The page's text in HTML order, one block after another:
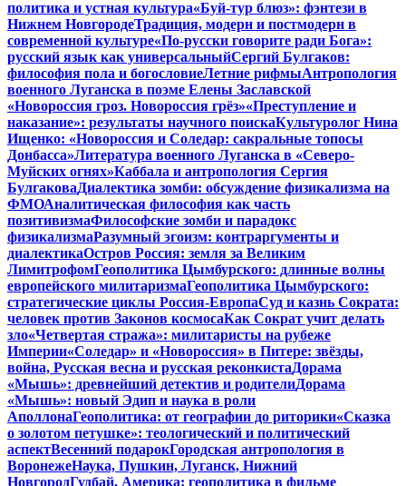
политика и устная культура«Буй-тур блюз»: фэнтези в
Нижнем НовгородеТрадиция, модерн и постмодерн в
современной культуре«По-русски говорите ради Бога»:
русский язык как универсальныйСергий Булгаков:
философия пола и богословиеЛетние рифмыАнтропология
военного Луганска в поэме Елены Заславской
«Новороссия гроз. Новороссия грёз»«Преступление и
наказание»: результаты научного поискаКультуролог Нина
Ищенко: «Новороссия и Соледар: сакральные топосы
Донбасса»Литература военного Луганска в «Северо-
Муйских огнях»Каббала и антропология Сергия
БулгаковаДиалектика зомби: обсуждение физикализма на
ФМОАналитическая философия как часть
позитивизмаФилософские зомби и парадокс
физикализмаРазумный эгоизм: контраргументы и
диалектикаОстров Россия: земля за Великим
ЛимитрофомГеополитика Цымбурского: длинные волны
европейского милитаризмаГеополитика Цымбурского:
стратегические циклы Россия-ЕвропаСуд и казнь Сократа:
человек против Законов космосаКак Сократ учит делать
зло«Четвертая стража»: милитаристы на рубеже
Империи«Соледар» и «Новороссия» в Питере: звёзды,
война, Русская весна и русская реконкистаДорама
«Мышь»: древнейший детектив и родителиДорама
«Мышь»: новый Эдип и наука в роли
АполлонаГеополитика: от географии до риторики«Сказка
о золотом петушке»: теологический и политический
аспектВесенний подарокГородская антропология в
ВоронежеНаука, Пушкин, Луганск, Нижний
НовгородГудбай, Америка: геополитика в фильме